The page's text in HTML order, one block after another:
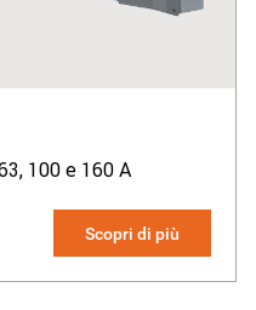
100 e 160 A
Scopri di più